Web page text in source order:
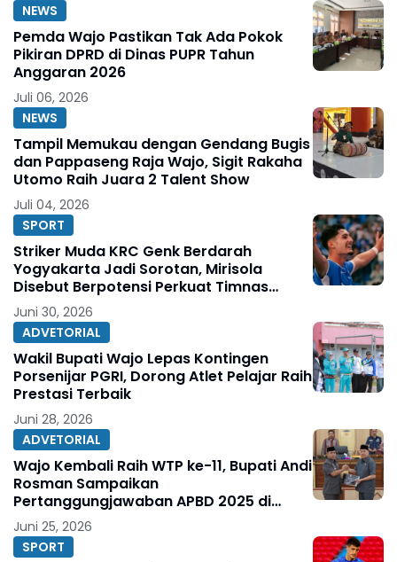
NEWS
Pemda Wajo Pastikan Tak Ada Pokok
Pikiran DPRD di Dinas PUPR Tahun
Anggaran 2026
Juli 06, 2026
NEWS
Tampil Memukau dengan Gendang Bugis
dan Pappaseng Raja Wajo, Sigit Rakaha
Utomo Raih Juara 2 Talent Show
Juli 04, 2026
SPORT
Striker Muda KRC Genk Berdarah
Yogyakarta Jadi Sorotan, Mirisola
Disebut Berpotensi Perkuat Timnas
Indonesia
Juni 30, 2026
ADVETORIAL
Wakil Bupati Wajo Lepas Kontingen
Porsenijar PGRI, Dorong Atlet Pelajar Raih
Prestasi Terbaik
Juni 28, 2026
ADVETORIAL
Wajo Kembali Raih WTP ke-11, Bupati Andi
Rosman Sampaikan
Pertanggungjawaban APBD 2025 di
DPRD
Juni 25, 2026
SPORT